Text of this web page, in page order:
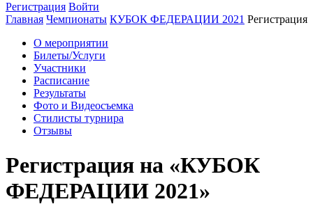
Регистрация Войти
Главная Чемпионаты КУБОК ФЕДЕРАЦИИ 2021 Регистрация
О мероприятии
Билеты/Услуги
Участники
Расписание
Результаты
Фото и Видеосъемка
Стилисты турнира
Отзывы
Регистрация на «КУБОК
ФЕДЕРАЦИИ 2021»